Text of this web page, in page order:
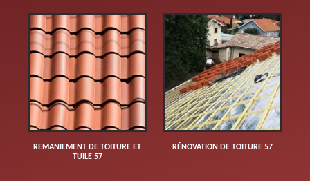
REMANIEMENT DE TOITURE ET
TUILE 57
RÉNOVATION DE TOITURE 57